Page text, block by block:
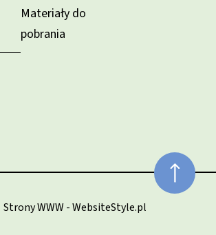
Materiały do
pobrania
Strony WWW - WebsiteStyle.pl